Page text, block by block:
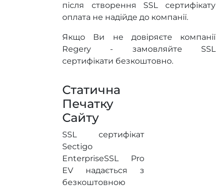
після створення SSL сертифікату
оплата не надійде до компанії.
Якщо Ви не довіряєте компанії
Regery - замовляйте SSL
сертифікати безкоштовно.
Статична
Печатку
Сайту
SSL сертифікат
Sectigo
EnterpriseSSL Pro
EV надається з
безкоштовною